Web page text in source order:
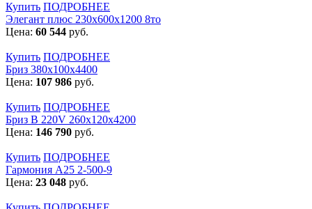
Купить ПОДРОБНЕЕ
Элегант плюс 230x600x1200 8то
Цена: 60 544 руб.
Купить ПОДРОБНЕЕ
Бриз 380х100х4400
Цена: 107 986 руб.
Купить ПОДРОБНЕЕ
Бриз В 220V 260x120x4200
Цена: 146 790 руб.
Купить ПОДРОБНЕЕ
Гармония А25 2-500-9
Цена: 23 048 руб.